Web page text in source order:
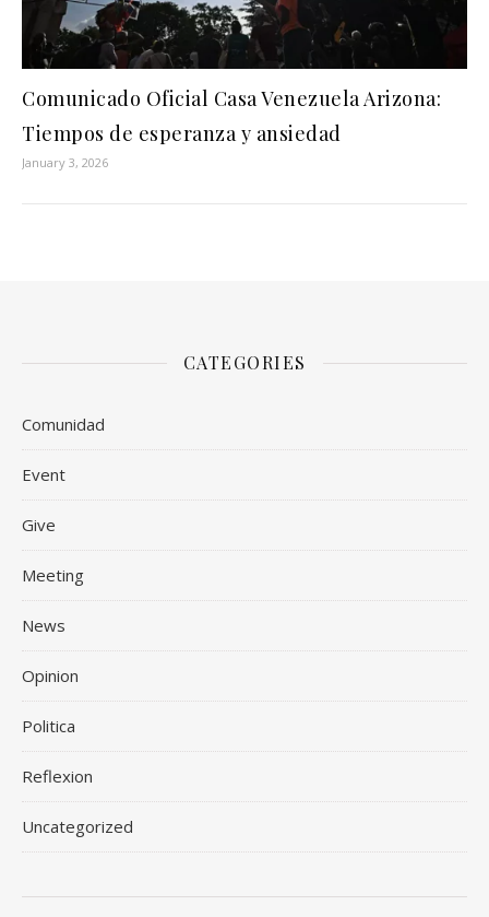
Comunicado Oficial Casa Venezuela Arizona:
Tiempos de esperanza y ansiedad
January 3, 2026
CATEGORIES
Comunidad
Event
Give
Meeting
News
Opinion
Politica
Reflexion
Uncategorized